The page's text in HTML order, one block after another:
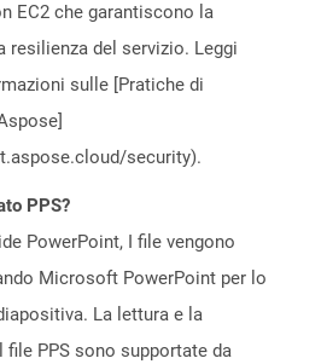
EC2 che garantiscono la
resilienza del servizio. Leggi
sulle [Pratiche di
security).
PPS?
PowerPoint, I file vengono
Microsoft PowerPoint per lo
La lettura e la
file PPS sono supportate da